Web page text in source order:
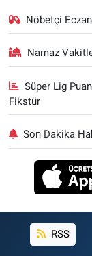
Nöbetçi
Namaz
Süper Lig
Fikstür
Son Dakika
RSS